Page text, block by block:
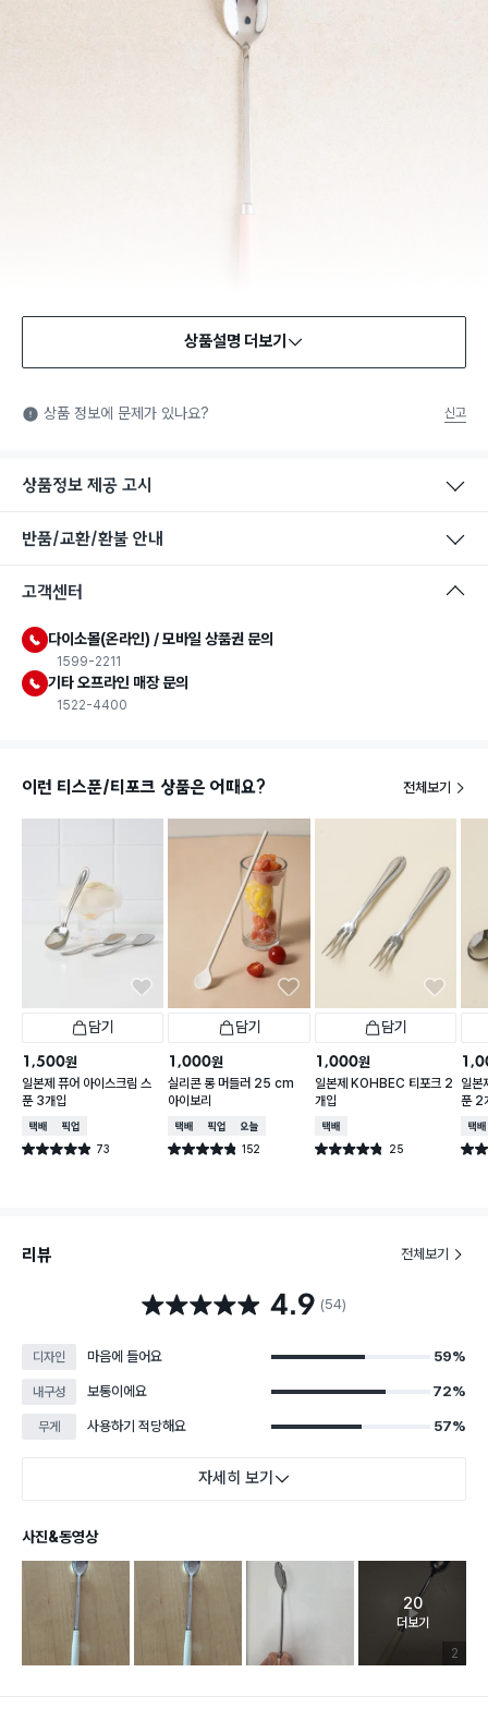
식품용 기구: 식품위생법에서 정한 규격에 따라 제조되어 식품 또
는 식품첨가물에 사용할 수 있는 식품용기구라는 표시입니다.
상품설명 더보기
상품 정보에 문제가 있나요? 신고
상품정보 제공 고시
반품/교환/환불 안내
고객센터
다이소몰(온라인) / 모바일 상품권 문의
1599-2211
기타 오프라인 매장 문의
1522-4400
이런 티스푼/티포크 상품은 어때요? 전체보기
담기
1,500원
일본제 퓨어 아이스크림 스
푼 3개입
택배배송매장픽업
별점 4.9점 73
건 작성
담기
1,000원
실리콘 롱 머들러 25 cm
아이보리
택배배송매장픽업오늘배송
별점 4.8점 152
건 작성
담기
1,000원
일본제 KOHBEC 티포크 2
개입
택배배송
별점 4.8점 25
건 작성
일본
푼 2
택배
별점
리뷰 전체보기
별점 4.9점 4.9 (54)
디자인 마음에 들어요 59%
내구성 보통이에요 72%
무게 사용하기 적당해요 57%
자세히 보기
사진&동영상
리뷰 이
2
고객 리뷰
20
더보기